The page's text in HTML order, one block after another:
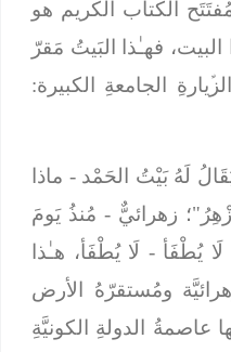
الكتاب الكريم هو
فهـٰذا البَيتُ مَقرّ
الجامعةِ الكبيرة:
لَهُ بَيْتُ الحَمْد- ماذا
زهرائيٌّ - مُنذُ يَومَ
يُطْفَأ- لَا يُطْفَأ، هـٰذا
ومُستقرّهُ الأرض
عاصمةُ الدولةِ الكونيَّةِ